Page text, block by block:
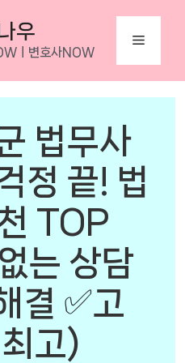
우
ㅣ변호사NOW
Menu
법무사
정 끝! 법
TOP
는 상담
결 ✅고
고)